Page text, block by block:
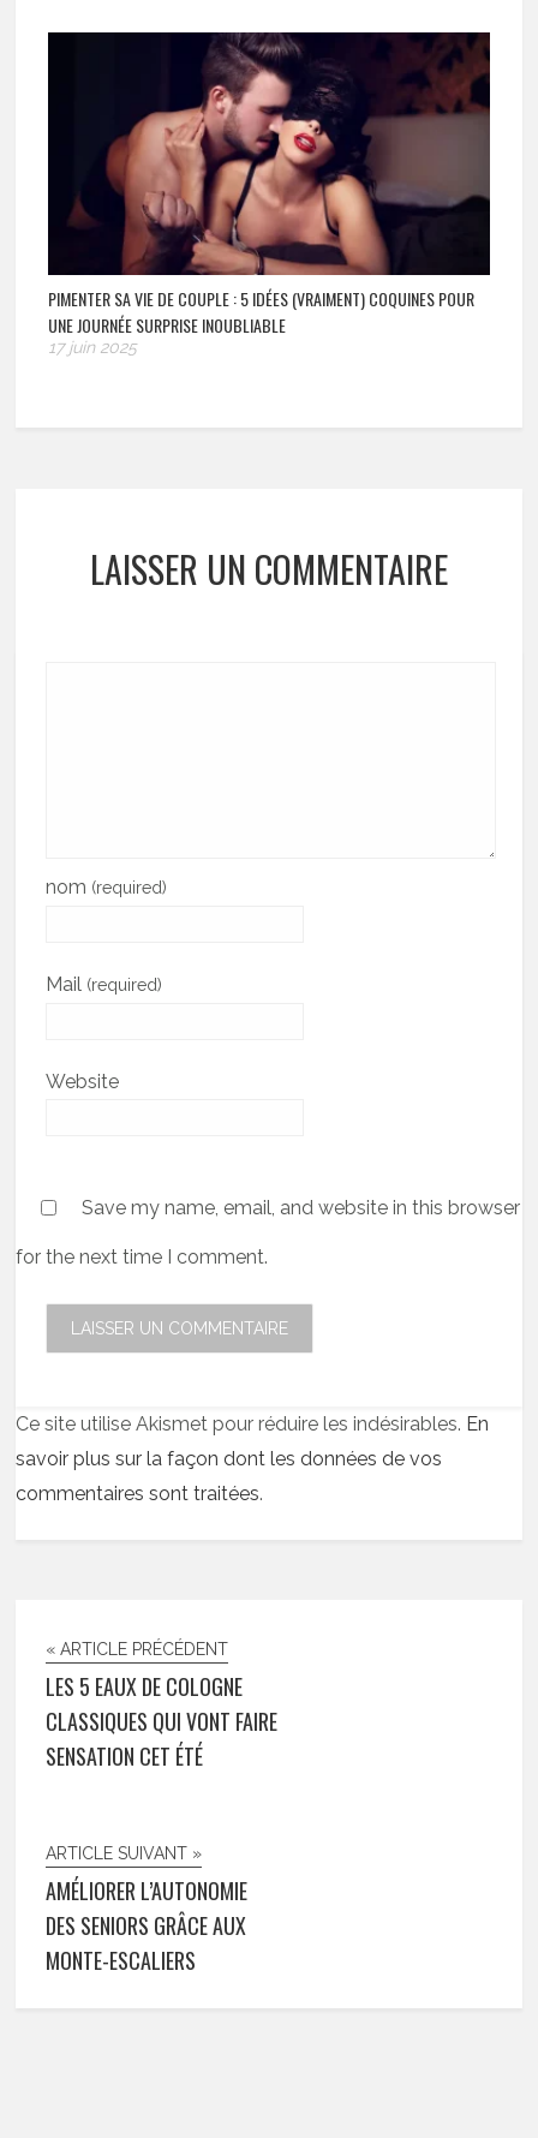
PIMENTER SA VIE DE COUPLE : 5 IDÉES (VRAIMENT) COQUINES POUR
UNE JOURNÉE SURPRISE INOUBLIABLE
17 juin 2025
LAISSER UN COMMENTAIRE
nom (required)
Mail (required)
Website
Save my name, email, and website in this browser
for the next time I comment.
Ce site utilise Akismet pour réduire les indésirables. En
savoir plus sur la façon dont les données de vos
commentaires sont traitées.
« ARTICLE PRÉCÉDENT
LES 5 EAUX DE COLOGNE
CLASSIQUES QUI VONT FAIRE
SENSATION CET ÉTÉ
ARTICLE SUIVANT »
AMÉLIORER L’AUTONOMIE
DES SENIORS GRÂCE AUX
MONTE-ESCALIERS